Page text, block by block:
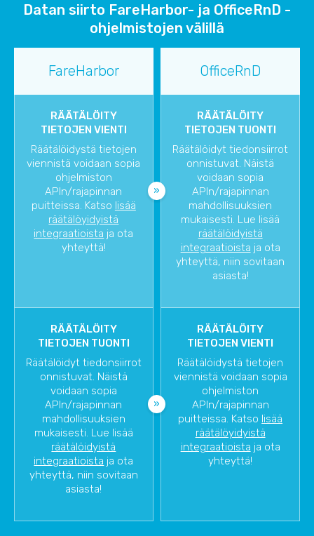
Datan siirto FareHarbor- ja OfficeRnD -
ohjelmistojen välillä
FareHarbor OfficeRnD
RÄÄTÄLÖITY
TIETOJEN VIENTI
Räätälöidystä tietojen
viennistä voidaan sopia
ohjelmiston
APIn/rajapinnan
puitteissa. Katso lisää
räätälöyidyistä
integraatioista ja ota
yhteyttä!
RÄÄTÄLÖITY
TIETOJEN TUONTI
Räätälöidyt tiedonsiirrot
onnistuvat. Näistä
voidaan sopia
APIn/rajapinnan
mahdollisuuksien
mukaisesti. Lue lisää
räätälöidyistä
integraatioista ja ota
yhteyttä, niin sovitaan
asiasta!
RÄÄTÄLÖITY
TIETOJEN TUONTI
Räätälöidyt tiedonsiirrot
onnistuvat. Näistä
voidaan sopia
APIn/rajapinnan
mahdollisuuksien
mukaisesti. Lue lisää
räätälöidyistä
integraatioista ja ota
yhteyttä, niin sovitaan
asiasta!
RÄÄTÄLÖITY
TIETOJEN VIENTI
Räätälöidystä tietojen
viennistä voidaan sopia
ohjelmiston
APIn/rajapinnan
puitteissa. Katso lisää
räätälöyidyistä
integraatioista ja ota
yhteyttä!